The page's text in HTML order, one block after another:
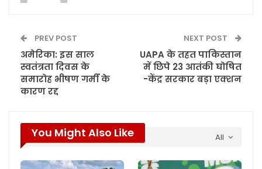
PREV POST
अमेरिका: इस साल
स्वतंत्रता दिवस के
समारोह भीषण गर्मी के
कारण रद्द
NEXT POST
UAPA के तहत पाकिस्तान
में छिपे 23 आतंकी घोषित
-केंद्र सरकार बड़ा एक्शन
All
You Might Also Like